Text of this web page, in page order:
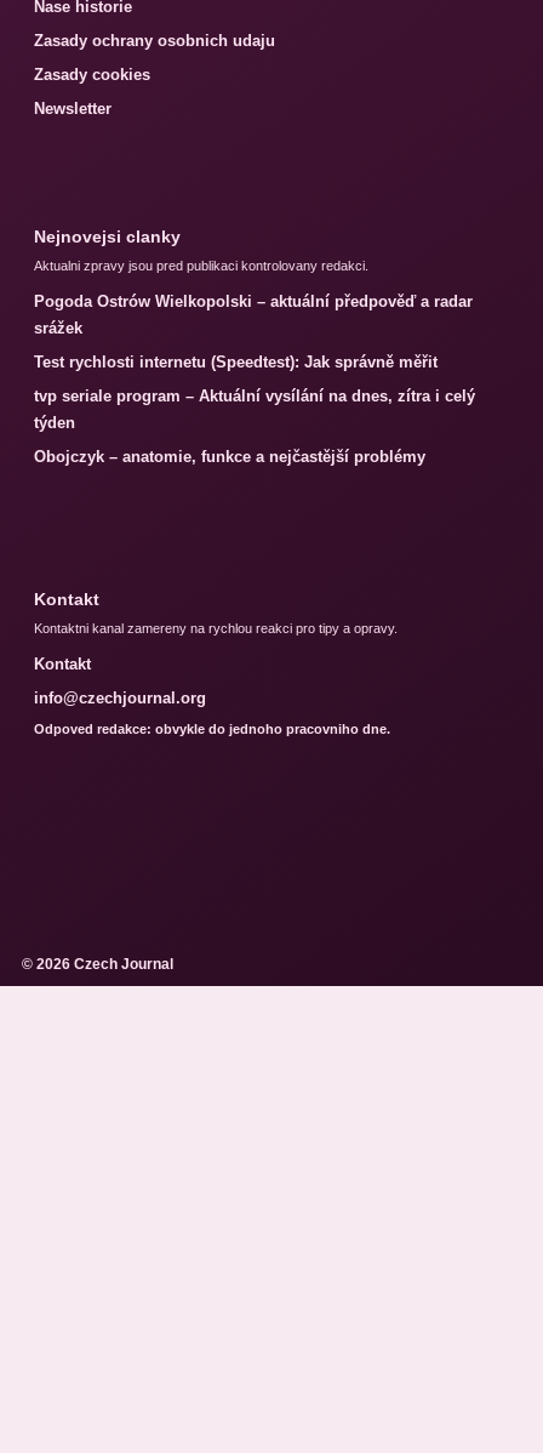
Nase historie
Zasady ochrany osobnich udaju
Zasady cookies
Newsletter
Nejnovejsi clanky
Aktualni zpravy jsou pred publikaci kontrolovany redakci.
Pogoda Ostrów Wielkopolski – aktuální předpověď a radar
srážek
Test rychlosti internetu (Speedtest): Jak správně měřit
tvp seriale program – Aktuální vysílání na dnes, zítra i celý
týden
Obojczyk – anatomie, funkce a nejčastější problémy
Kontakt
Kontaktni kanal zamereny na rychlou reakci pro tipy a opravy.
Kontakt
info@czechjournal.org
Odpoved redakce: obvykle do jednoho pracovniho dne.
© 2026 Czech Journal